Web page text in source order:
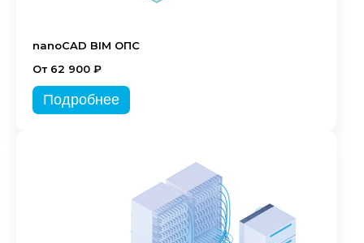
nanoCAD BIM ОПС
От 62 900 ₽
Подробнее